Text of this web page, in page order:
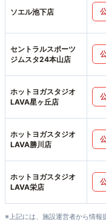
ソエル池下店
セントラルスポーツ
ジムスタ24本山店
ホットヨガスタジオ
LAVA星ヶ丘店
ホットヨガスタジオ
LAVA勝川店
ホットヨガスタジオ
LAVA栄店
※上記には、施設運営者から情報